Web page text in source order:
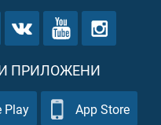
ПРИЛОЖЕНИ
Play App Store